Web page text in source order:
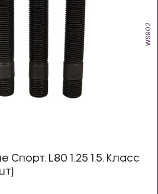
WS802
L80 1.25 1.5. Класс